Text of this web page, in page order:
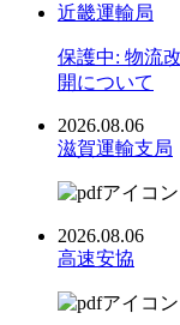
近畿運輸局
保護中: 物流
開について
2026.08.06
滋賀運輸支局
2026.08.06
高速安協